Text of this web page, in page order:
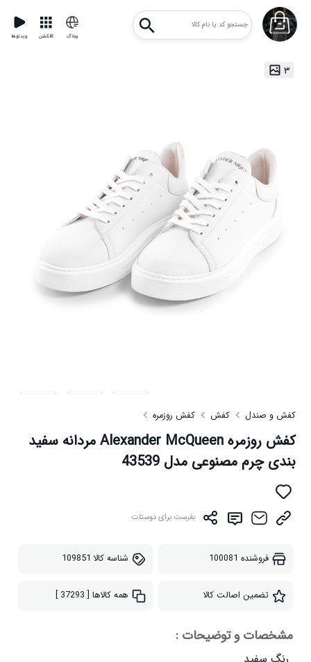
ویدئوها کالکشن وبلاگ
۳
کفش و صندل کفش کفش روزمره
کفش روزمره Alexander McQueen مردانه سفید
بندی چرم مصنوعی مدل 43539
بفرست برای دوستات
فروشنده 100081 شناسه کالا 109851
تضمین اصالت کالا همه کالاها [ 37293 ]
مشخصات و توضیحات :